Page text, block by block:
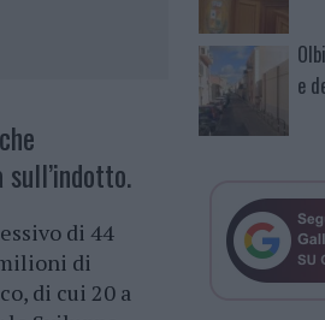
di 44
di
di cui 20 a
e